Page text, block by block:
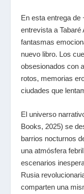
En esta entrega
entrevista a Tabaré
fantasmas
nuevo libro. Los
obsesionados con
rotos, memorias
ciudades que
El universo
Books, 2025) se
barrios nocturnos
una atmósfera
escenarios
Rusia
comparten una